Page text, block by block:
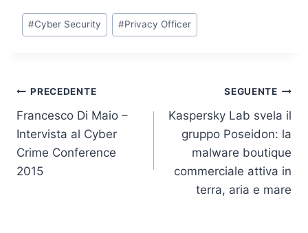
k
e
n
c
e
o
o
k
itt
er
at
s
p
y
ai
l
Tag
articolo:
#Cyber Security #Privacy Officer
Navigazione
articoli
PRECEDENTE
Francesco Di Maio –
Intervista al Cyber
Crime Conference
2015
SEGUENTE
Kaspersky Lab svela il
gruppo Poseidon: la
malware boutique
commerciale attiva in
terra, aria e mare